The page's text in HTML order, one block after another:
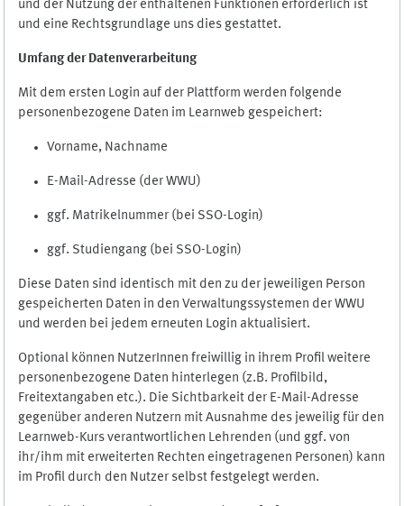
und der Nutzung der enthaltenen Funktionen erforderlich ist
und eine Rechtsgrundlage uns dies gestattet.
Umfang der Datenverarbeitung
Mit dem ersten Login auf der Plattform werden folgende
personenbezogene Daten im Learnweb gespeichert:
Vorname, Nachname
E-Mail-Adresse (der WWU)
ggf. Matrikelnummer (bei SSO-Login)
ggf. Studiengang (bei SSO-Login)
Diese Daten sind identisch mit den zu der jeweiligen Person
gespeicherten Daten in den Verwaltungssystemen der WWU
und werden bei jedem erneuten Login aktualisiert.
Optional können NutzerInnen freiwillig in ihrem Profil weitere
personenbezogene Daten hinterlegen (z.B. Profilbild,
Freitextangaben etc.). Die Sichtbarkeit der E-Mail-Adresse
gegenüber anderen Nutzern mit Ausnahme des jeweilig für den
Learnweb-Kurs verantwortlichen Lehrenden (und ggf. von
ihr/ihm mit erweiterten Rechten eingetragenen Personen) kann
im Profil durch den Nutzer selbst festgelegt werden.